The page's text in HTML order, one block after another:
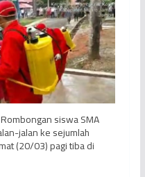
siswa SMA
jalan ke sejumlah
(20/03) pagi tiba di